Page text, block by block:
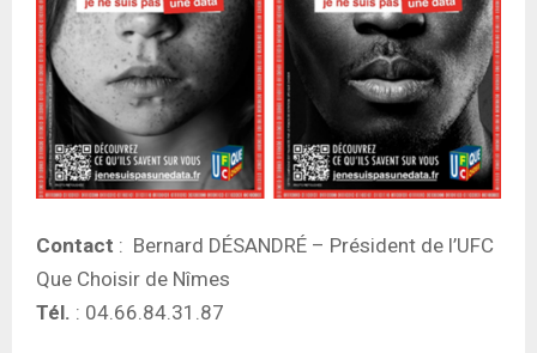
Contact : Bernard DÉSANDRÉ – Président de l’UFC
Que Choisir de Nîmes
Tél. : 04.66.84.31.87